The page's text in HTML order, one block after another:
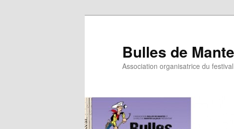
Bulles de
Association organisatrice du